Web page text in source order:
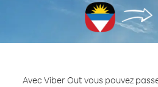
Avec Viber Out vous pouvez